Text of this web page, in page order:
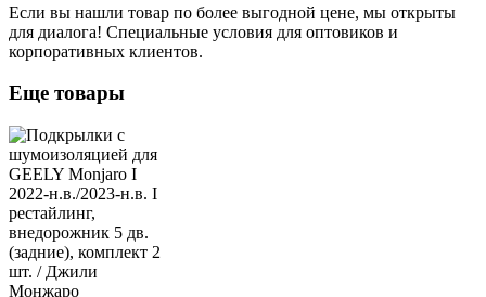
Если вы нашли товар по более выгодной цене, мы открыты
для диалога! Специальные условия для оптовиков и
корпоративных клиентов.
Еще товары